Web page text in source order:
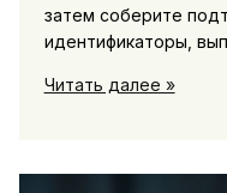
затем соберите
идентификаторы,
Что
Читать далее »